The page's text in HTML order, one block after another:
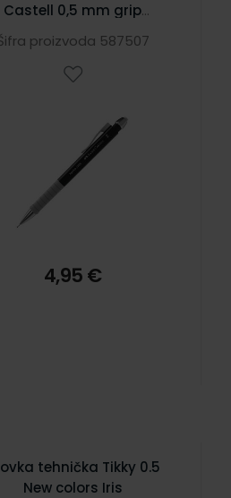
Castell 0,5 mm grip
APOLLO 232504 crna
proizvoda 587507
4,95 €
tehnička Tikky 0.5
New colors Iris